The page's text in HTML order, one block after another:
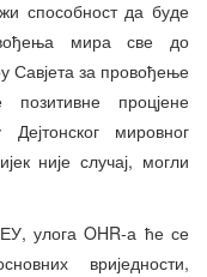
способност да буде
мира све до
Савјета за провођење
процјене
мировног
није случај, могли
улога OHR-а ће се
вриједности,